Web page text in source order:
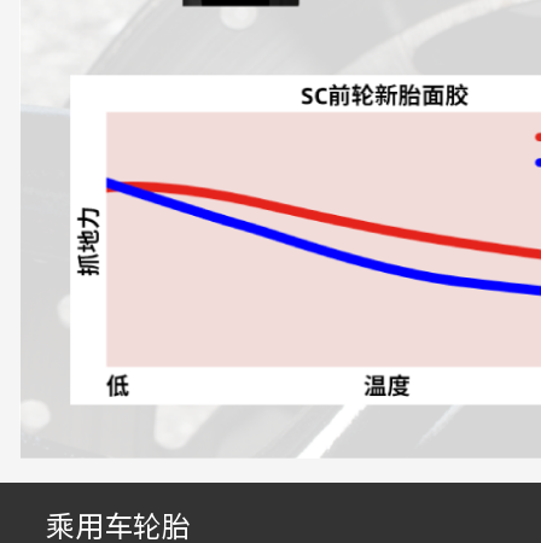
乘用车轮胎